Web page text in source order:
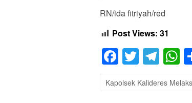
RN/ida fitriyah/red
Post Views: 31
Facebook
Twitter
Kapolsek Kalideres